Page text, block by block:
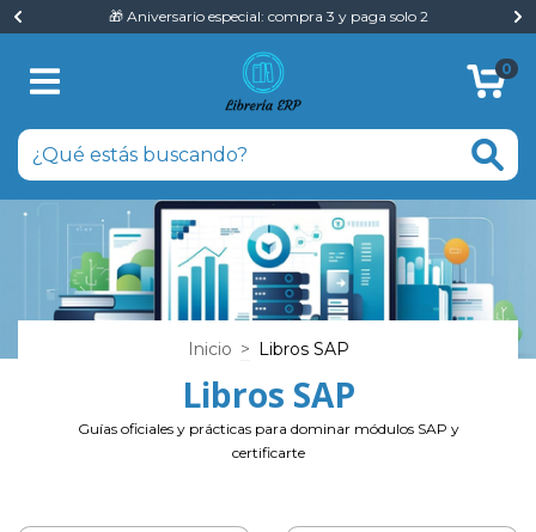
🎁 Aniversario especial: compra 3 y paga solo 2
0
Inicio > Libros SAP
Libros SAP
Guías oficiales y prácticas para dominar módulos SAP y
certificarte